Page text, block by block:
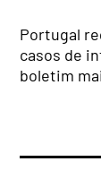
Portugal
casos de
boletim